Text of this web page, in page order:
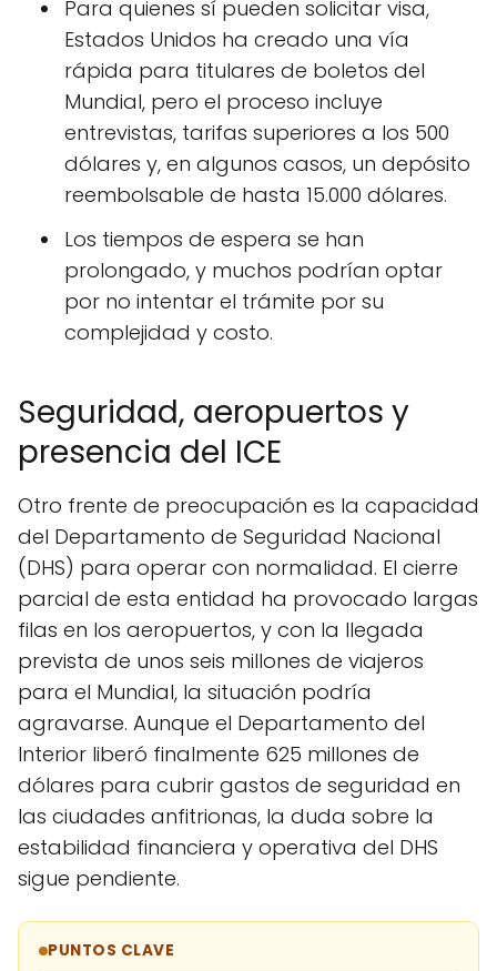
Para quienes sí pueden solicitar visa,
Estados Unidos ha creado una vía
rápida para titulares de boletos del
Mundial, pero el proceso incluye
entrevistas, tarifas superiores a los 500
dólares y, en algunos casos, un depósito
reembolsable de hasta 15.000 dólares.
Los tiempos de espera se han
prolongado, y muchos podrían optar
por no intentar el trámite por su
complejidad y costo.
Seguridad, aeropuertos y
presencia del ICE
Otro frente de preocupación es la capacidad
del Departamento de Seguridad Nacional
(DHS) para operar con normalidad. El cierre
parcial de esta entidad ha provocado largas
filas en los aeropuertos, y con la llegada
prevista de unos seis millones de viajeros
para el Mundial, la situación podría
agravarse. Aunque el Departamento del
Interior liberó finalmente 625 millones de
dólares para cubrir gastos de seguridad en
las ciudades anfitrionas, la duda sobre la
estabilidad financiera y operativa del DHS
sigue pendiente.
PUNTOS CLAVE